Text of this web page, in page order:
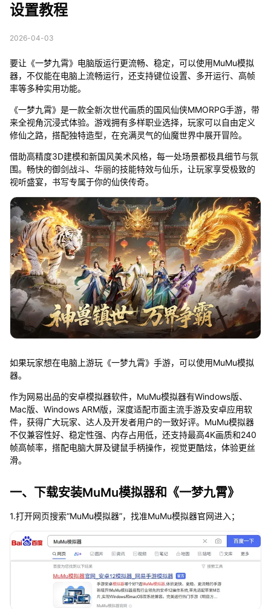
设置教程
2026-04-03
要让《一梦九霄》电脑版运行更流畅、稳定，可以使用MuMu模拟
器，不仅能在电脑上流畅运行，还支持键位设置、多开运行、高帧
率等多种实用功能。
《一梦九霄》是一款全新次世代画质的国风仙侠MMORPG手游，带
来全视角沉浸式体验。游戏拥有多样职业选择，玩家可以自由定义
修仙之路，搭配独特造型，在充满灵气的仙魔世界中展开冒险。
借助高精度3D建模和新国风美术风格，每一处场景都极具细节与氛
围。畅快的御剑战斗、华丽的技能特效与仙乐，让玩家享受极致的
视听盛宴，书写专属于你的仙侠传奇。
如果玩家想在电脑上游玩《一梦九霄》手游，可以使用MuMu模拟
器。
作为网易出品的安卓模拟器软件，MuMu模拟器有Windows版、
Mac版、Windows ARM版，深度适配市面主流手游及安卓应用软
件，获得广大玩家、达人及开发者用户的一致好评。MuMu模拟器
不仅兼容性好、稳定性强、内存占用低，还支持最高4K画质和240
帧高帧率，搭配电脑大屏及键鼠手柄操作，视觉更酷炫，体验更丝
滑。
一、下载安装MuMu模拟器和《一梦九霄》
1.打开网页搜索“MuMu模拟器”，找准MuMu模拟器官网进入；